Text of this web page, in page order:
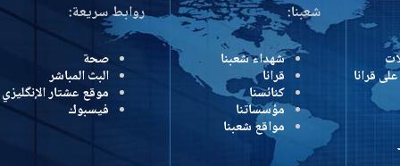
شعبنا:
شهداء شعبنا
قرانا
كنائسنا
مؤسساتنا
مواقع شعبنا
روابط سريعة:
صحة
البث المباشر
موقع عشتار الإنگليزي
فيسبوك